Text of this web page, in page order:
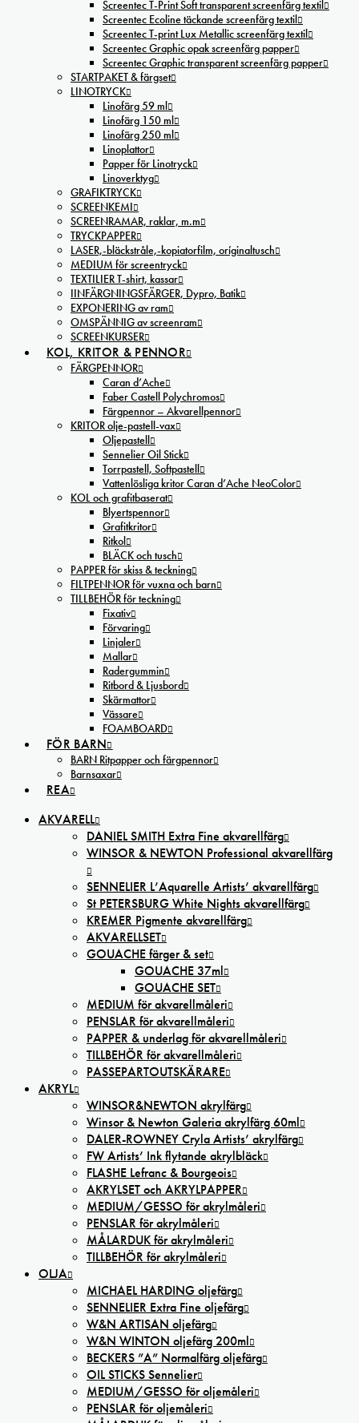
Screentec T-Print Soft transparent screenfärg textil
Screentec Ecoline täckande screenfärg textil
Screentec T-print Lux Metallic screenfärg textil
Screentec Graphic opak screenfärg papper
Screentec Graphic transparent screenfärg papper
STARTPAKET & färgset
LINOTRYCK
Linofärg 59 ml
Linofärg 150 ml
Linofärg 250 ml
Linoplattor
Papper för Linotryck
Linoverktyg
GRAFIKTRYCK
SCREENKEMI
SCREENRAMAR, raklar, m.m
TRYCKPAPPER
LASER,-bläckstråle,-kopiatorfilm, oríginaltusch
MEDIUM för screentryck
TEXTILIER T-shirt, kassar
IINFÄRGNINGSFÄRGER, Dypro, Batik
EXPONERING av ram
OMSPÄNNIG av screenram
SCREENKURSER
KOL, KRITOR & PENNOR
FÄRGPENNOR
Caran d’Ache
Faber Castell Polychromos
Färgpennor – Akvarellpennor
KRITOR olje-pastell-vax
Oljepastell
Sennelier Oil Stick
Torrpastell, Softpastell
Vattenlösliga kritor Caran d’Ache NeoColor
KOL och grafitbaserat
Blyertspennor
Grafitkritor
Ritkol
BLÄCK och tusch
PAPPER för skiss & teckning
FILTPENNOR för vuxna och barn
TILLBEHÖR för teckning
Fixativ
Förvaring
Linjaler
Mallar
Radergummin
Ritbord & Ljusbord
Skärmattor
Vässare
FOAMBOARD
FÖR BARN
BARN Ritpapper och färgpennor
Barnsaxar
REA
AKVARELL
DANIEL SMITH Extra Fine akvarellfärg
WINSOR & NEWTON Professional akvarellfärg
SENNELIER L’Aquarelle Artists’ akvarellfärg
St PETERSBURG White Nights akvarellfärg
KREMER Pigmente akvarellfärg
AKVARELLSET
GOUACHE färger & set
GOUACHE 37ml
GOUACHE SET
MEDIUM för akvarellmåleri
PENSLAR för akvarellmåleri
PAPPER & underlag för akvarellmåleri
TILLBEHÖR för akvarellmåleri
PASSEPARTOUTSKÄRARE
AKRYL
WINSOR&NEWTON akrylfärg
Winsor & Newton Galeria akrylfärg 60ml
DALER-ROWNEY Cryla Artists’ akrylfärg
FW Artists’ Ink flytande akrylbläck
FLASHE Lefranc & Bourgeois
AKRYLSET och AKRYLPAPPER
MEDIUM/GESSO för akrylmåleri
PENSLAR för akrylmåleri
MÅLARDUK för akrylmåleri
TILLBEHÖR för akrylmåleri
OLJA
MICHAEL HARDING oljefärg
SENNELIER Extra Fine oljefärg
W&N ARTISAN oljefärg
W&N WINTON oljefärg 200ml
BECKERS ”A” Normalfärg oljefärg
OIL STICKS Sennelier
MEDIUM/GESSO för oljemåleri
PENSLAR för oljemåleri